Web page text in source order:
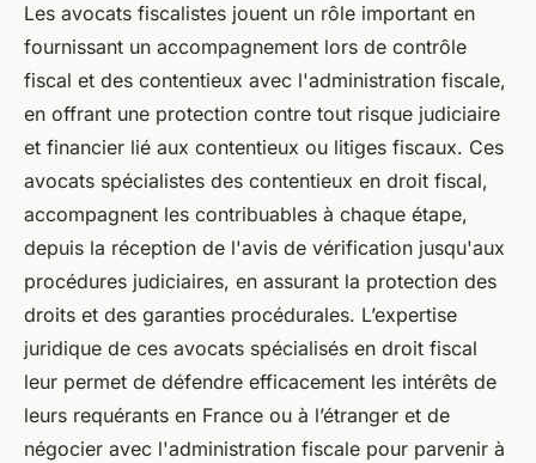
Les avocats fiscalistes jouent un rôle important en
fournissant un accompagnement lors de contrôle
fiscal et des contentieux avec l'administration fiscale,
en offrant une protection contre tout risque judiciaire
et financier lié aux contentieux ou litiges fiscaux. Ces
avocats spécialistes des contentieux en droit fiscal,
accompagnent les contribuables à chaque étape,
depuis la réception de l'avis de vérification jusqu'aux
procédures judiciaires, en assurant la protection des
droits et des garanties procédurales. L’expertise
juridique de ces avocats spécialisés en droit fiscal
leur permet de défendre efficacement les intérêts de
leurs requérants en France ou à l’étranger et de
négocier avec l'administration fiscale pour parvenir à